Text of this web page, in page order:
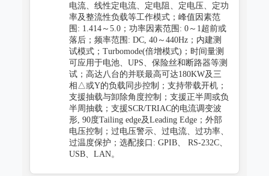
电流、线性定电流、定电阻、定电压、定功
率及整流性负载等工作模式；峰值因素范
围: 1.414～5.0；功率因素范围: 0～1超前或
落后；频率范围: DC, 40～440Hz；内建测
试模式；Turbomode(倍增模式)；时间量测
可应用于电池、UPS、保险丝和断路器等测
试；高达八台的并联最高可达180KW及三
相△或Y的负载同步控制；支持带载开机；
支援抽载与卸除角度控制；支援正半周或负
半周抽载；支援SCR/TRIAC的电流调变波
形, 90度Tailing edge及Leading Edge；外部
电压控制；过电压警示、过电流、过功率、
过温度保护；选配接口: GPIB、 RS-232C、
USB、LAN。